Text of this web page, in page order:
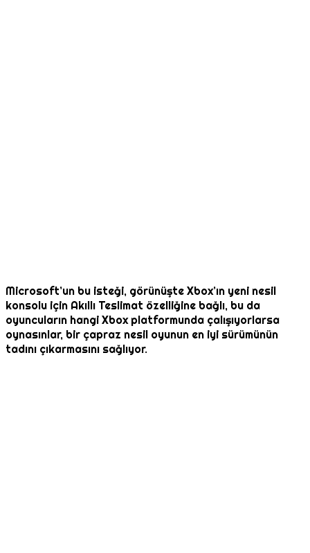
Microsoft’un bu isteği, görünüşte Xbox’ın yeni nesil
konsolu için Akıllı Teslimat özelliğine bağlı, bu da
oyuncuların hangi Xbox platformunda çalışıyorlarsa
oynasınlar, bir çapraz nesil oyunun en iyi sürümünün
tadını çıkarmasını sağlıyor.